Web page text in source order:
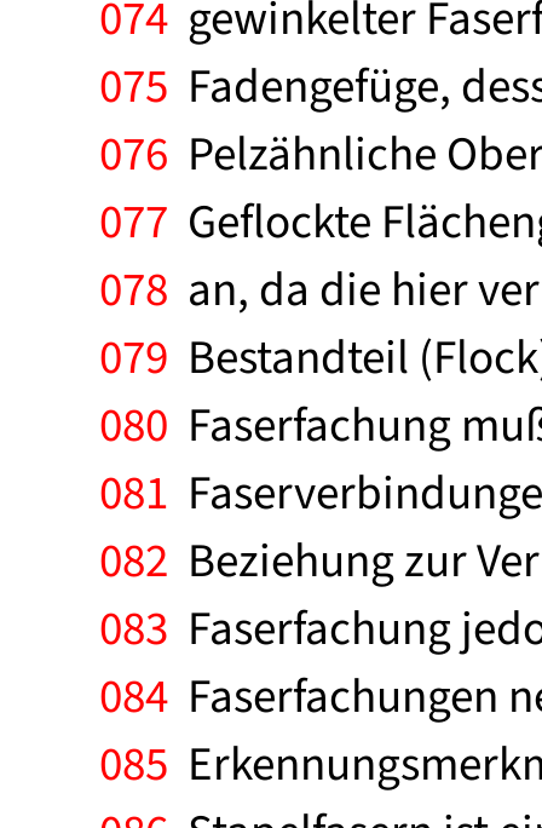
074 gewinkelter
075 Fadengefüge,
076 Pelzähnliche
077 Geflockte
078 an, da die hier
079 Bestandteil
080 Faserfachung
081
082 Beziehung zur
083 Faserfachung
084 Faserfachungen
085